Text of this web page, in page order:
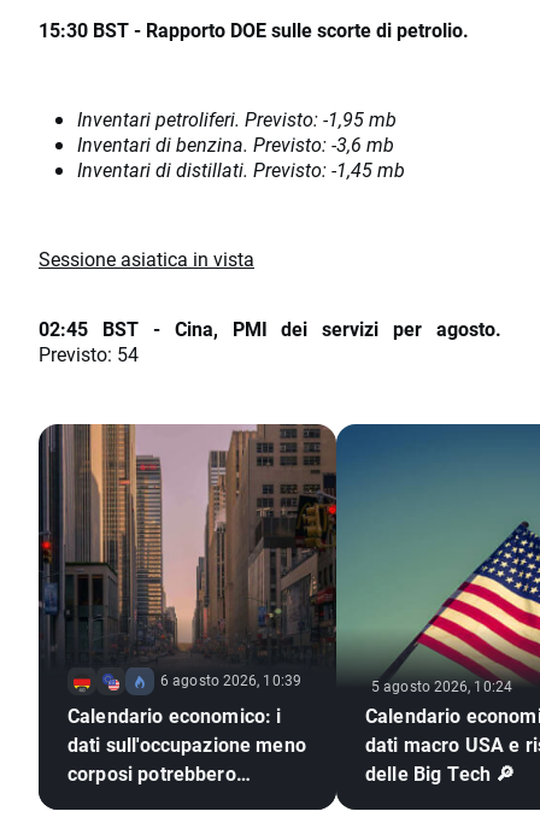
15:30 BST - Rapporto DOE sulle scorte di petrolio.
Inventari petroliferi. Previsto: -1,95 mb
Inventari di benzina. Previsto: -3,6 mb
Inventari di distillati. Previsto: -1,45 mb
Sessione asiatica in vista
02:45 BST - Cina, PMI dei servizi per agosto.
Previsto: 54
6 agosto 2026, 10:39
Calendario economico: i
dati sull'occupazione meno
corposi potrebbero
5 agosto 2026, 10:24
Calendario
dati macro USA e
delle Big Tech 🔎